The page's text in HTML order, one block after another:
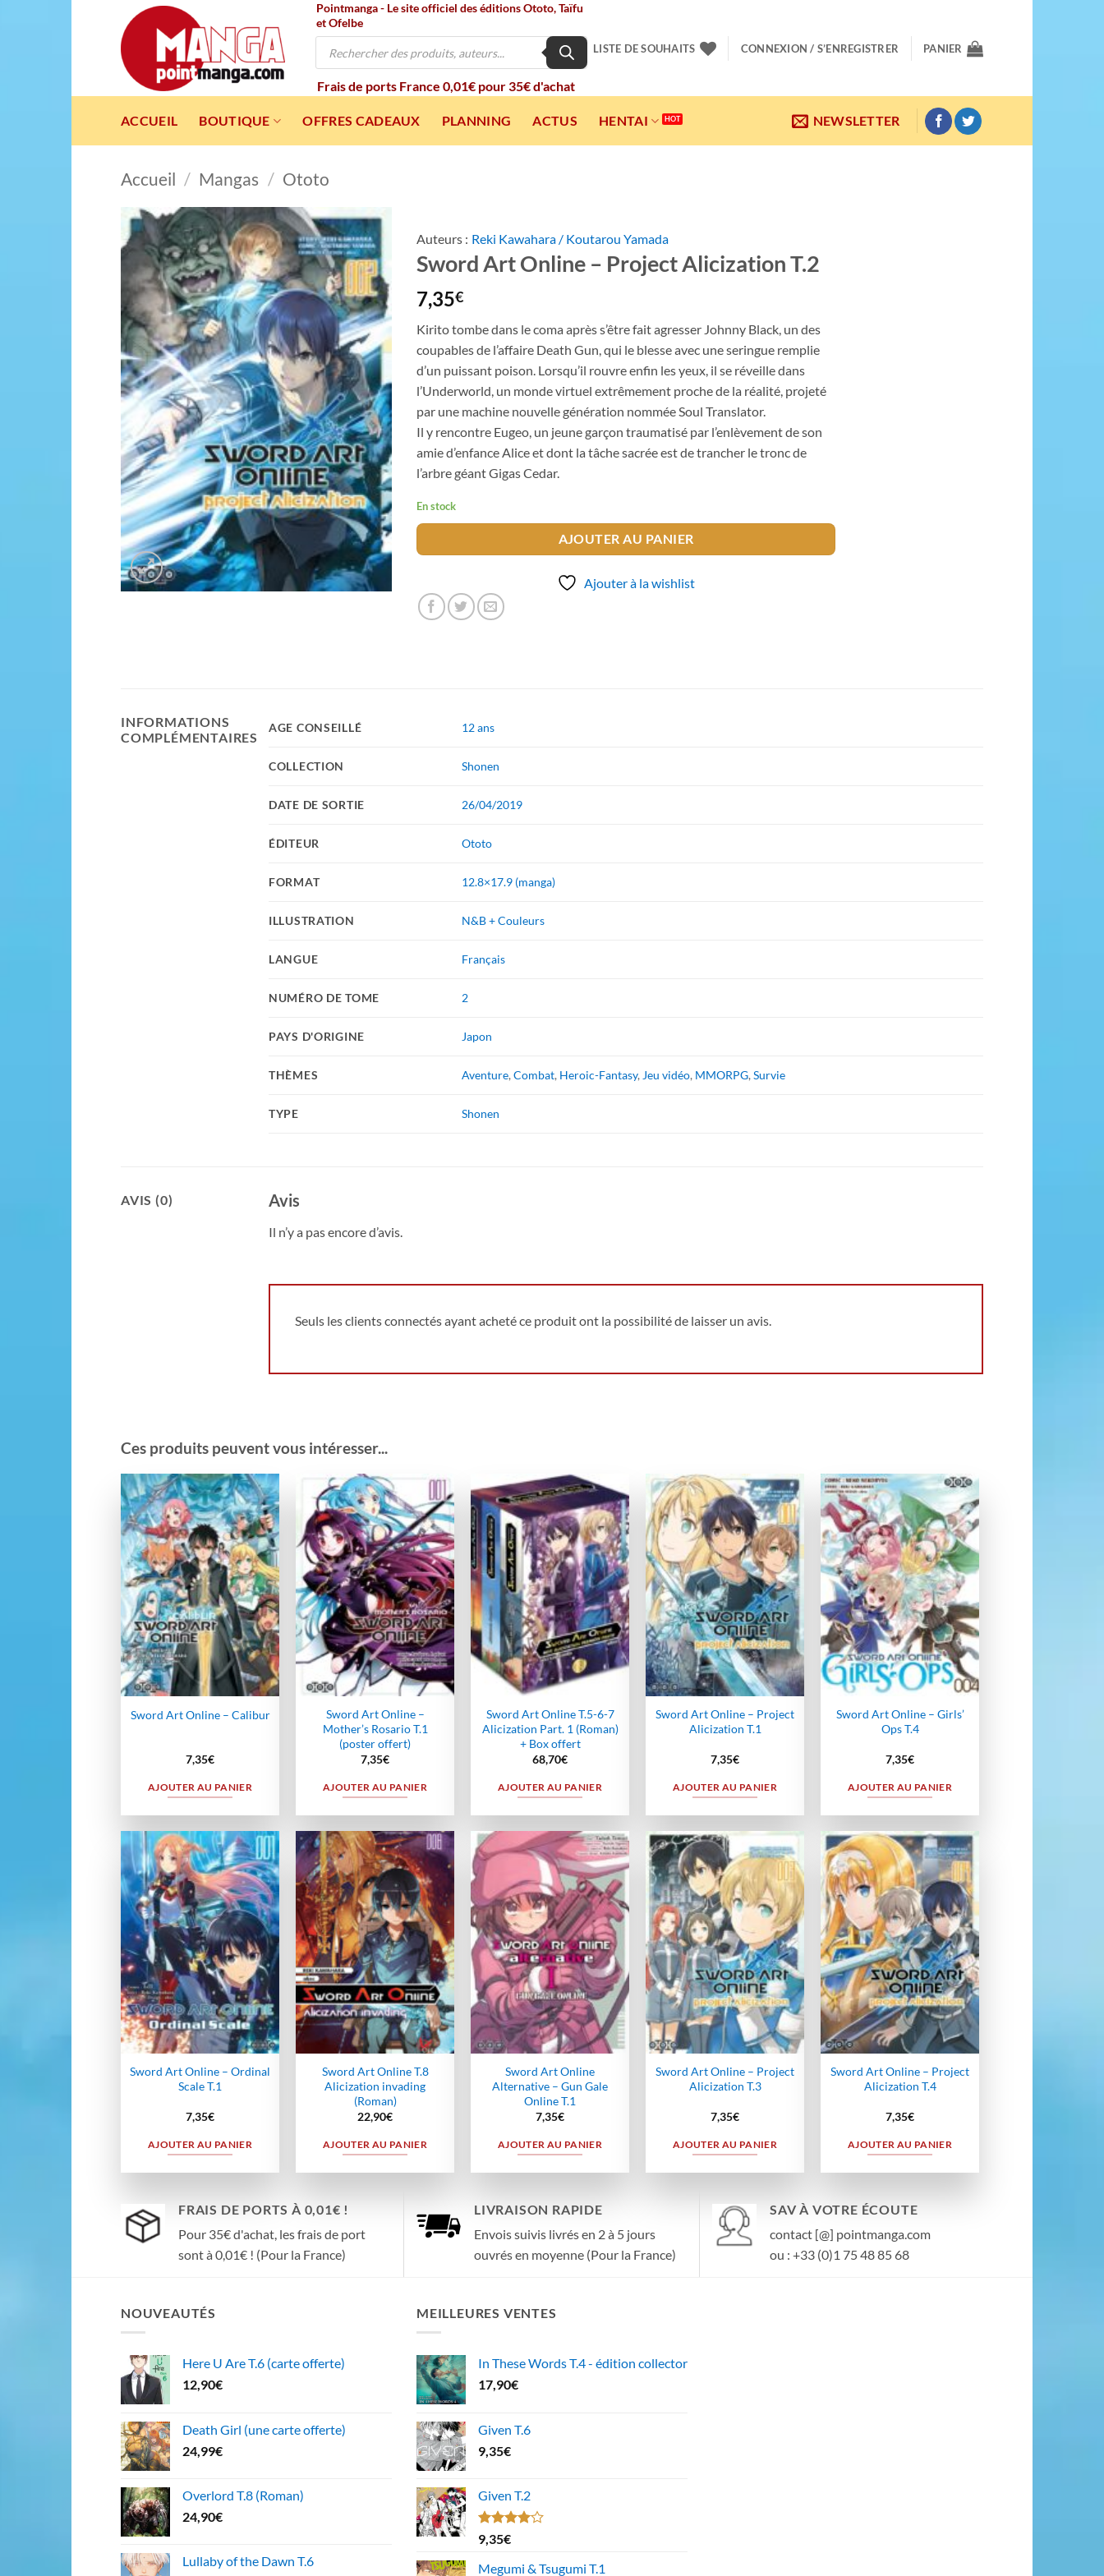
Pointmanga - Le site officiel des éditions Ototo, Taïfu
et Ofelbe
Recherche
Frais de ports France 0,01€ pour 35€ d'achat
LISTE DE SOUHAITS CONNEXION / S’ENREGISTRER PANIER
ACCUEIL BOUTIQUE OFFRES CADEAUX PLANNING ACTUS HENTAI NEWSLETTER
Accueil / Mangas / Ototo
Ajouter
à la
wishlist
Auteurs : Reki Kawahara / Koutarou Yamada
Sword Art Online – Project Alicization T.2
7,35€
Kirito tombe dans le coma après s’être fait agresser Johnny Black, un des
coupables de l’affaire Death Gun, qui le blesse avec une seringue remplie
d’un puissant poison. Lorsqu’il rouvre enfin les yeux, il se réveille dans
l’Underworld, un monde virtuel extrêmement proche de la réalité, projeté
par une machine nouvelle génération nommée Soul Translator.
Il y rencontre Eugeo, un jeune garçon traumatisé par l’enlèvement de son
amie d’enfance Alice et dont la tâche sacrée est de trancher le tronc de
l’arbre géant Gigas Cedar.
En stock
AJOUTER AU PANIER
Ajouter à la wishlist
INFORMATIONS
COMPLÉMENTAIRES
AGE CONSEILLÉ 12 ans
COLLECTION Shonen
DATE DE SORTIE 26/04/2019
ÉDITEUR Ototo
FORMAT 12.8×17.9 (manga)
ILLUSTRATION N&B + Couleurs
LANGUE Français
NUMÉRO DE TOME 2
PAYS D'ORIGINE Japon
THÈMES Aventure,Combat, Heroic-Fantasy, Jeu vidéo, MMORPG,Survie
TYPE Shonen
AVIS (0) Avis
Il n’y a pas encore d’avis.
Seuls les clients connectés ayant acheté ce produit ont la possibilité de laisser un avis.
Ces produits peuvent vous intéresser...
Ajouter
à la
wishlist
Sword Art Online – Calibur
7,35€
AJOUTER AU PANIER
Ajouter
à la
wishlist
Sword Art Online –
Mother’s Rosario T.1
(poster offert)
7,35€
AJOUTER AU PANIER
Ajouter
à la
wishlist
Sword Art Online T.5-6-7
Alicization Part. 1 (Roman)
+ Box offert
68,70€
AJOUTER AU PANIER
Ajouter
à la
wishlist
Sword Art Online – Project
Alicization T.1
7,35€
AJOUTER AU PANIER
Ajouter
à la
wishlist
Sword Art Online – Girls’
Ops T.4
7,35€
AJOUTER AU PANIER
Ajouter
à la
wishlist
Sword Art Online – Ordinal
Scale T.1
7,35€
AJOUTER AU PANIER
Ajouter
à la
wishlist
Sword Art Online T.8
Alicization invading
(Roman)
22,90€
AJOUTER AU PANIER
Ajouter
à la
wishlist
Sword Art Online
Alternative – Gun Gale
Online T.1
7,35€
AJOUTER AU PANIER
Ajouter
à la
wishlist
Sword Art Online – Project
Alicization T.3
7,35€
AJOUTER AU PANIER
Ajouter
à la
wishlist
Sword Art Online – Project
Alicization T.4
7,35€
AJOUTER AU PANIER
FRAIS DE PORTS À 0,01€ !
Pour 35€ d'achat, les frais de port
sont à 0,01€ ! (Pour la France)
LIVRAISON RAPIDE
Envois suivis livrés en 2 à 5 jours
ouvrés en moyenne (Pour la France)
SAV À VOTRE ÉCOUTE
contact [@] pointmanga.com
ou : +33 (0)1 75 48 85 68
NOUVEAUTÉS
Here U Are T.6 (carte offerte)
12,90€
Death Girl (une carte offerte)
24,99€
Overlord T.8 (Roman)
24,90€
Lullaby of the Dawn T.6
MEILLEURES VENTES
In These Words T.4 - édition collector
17,90€
Given T.6
9,35€
Given T.2
Note
4.00
5
9,35€
Megumi & Tsugumi T.1